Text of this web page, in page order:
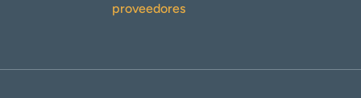
proveedores